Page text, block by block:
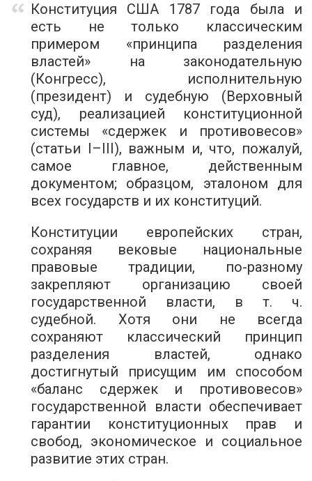
Конституция США 1787 года была и
есть не только классическим
примером «принципа разделения
властей» на законодательную
(Конгресс), исполнительную
(президент) и судебную (Верховный
суд), реализацией конституционной
системы «сдержек и противовесов»
(статьи I–III), важным и, что, пожалуй,
самое главное, действенным
документом; образцом, эталоном для
всех государств и их конституций.
Конституции европейских стран,
сохраняя вековые национальные
правовые традиции, по-разному
закрепляют организацию своей
государственной власти, в т. ч.
судебной. Хотя они не всегда
сохраняют классический принцип
разделения властей, однако
достигнутый присущим им способом
«баланс сдержек и противовесов»
государственной власти обеспечивает
гарантии конституционных прав и
свобод, экономическое и социальное
развитие этих стран.